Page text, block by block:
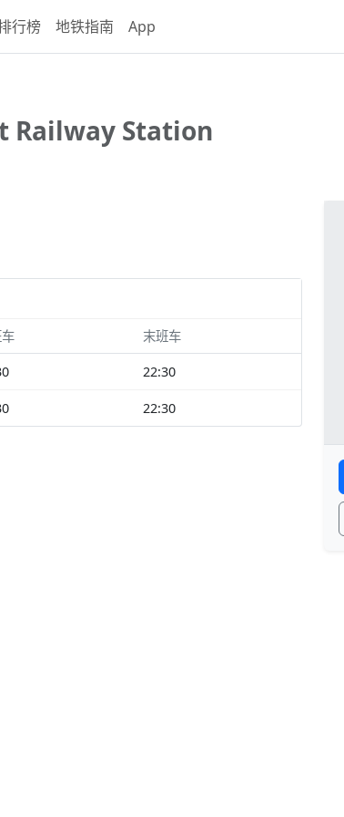
行榜 地铁指南 App
Railway Station
末班车
22:30
22:30